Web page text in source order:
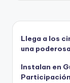
Llega a los
una
Instalan en